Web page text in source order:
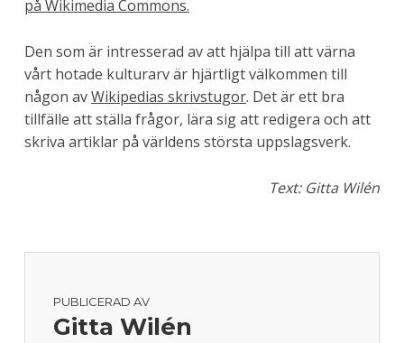
på Wikimedia Commons.
Den som är intresserad av att hjälpa till att värna
vårt hotade kulturarv är hjärtligt välkommen till
någon avWikipedias skrivstugor. Det är ett bra
tillfälle att ställa frågor, lära sig att redigera och att
skriva artiklar på världens största uppslagsverk.
Text: Gitta Wilén
PUBLICERAD AV
Gitta Wilén